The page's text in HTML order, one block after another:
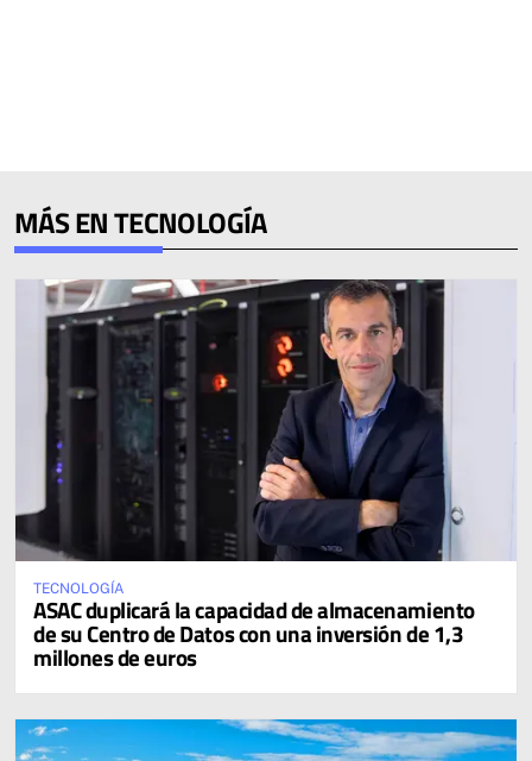
MÁS EN TECNOLOGÍA
TECNOLOGÍA
ASAC duplicará la capacidad de almacenamiento
de su Centro de Datos con una inversión de 1,3
millones de euros